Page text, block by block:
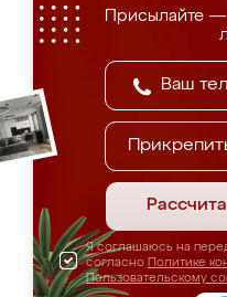
Присылайте
Я соглашаюсь на
согласно Политике
Пользовательскому